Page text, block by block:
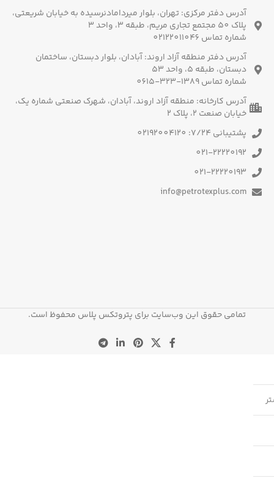
آدرس دفتر مرکزی: تهران، بلوار میردامادنرسیده به خیابان شریعتی،
پلاک 50 مجتمع تجاری مریم، طبقه 3، واحد 3
شماره تماس 02122011046
آدرس دفتر منطقه آزاد اروند: آبادان، بلوار دبستان، ساختمان
دبستان، طبقه 5، واحد 53
شماره تماس 1389-323-0615
آدرس کارخانه: منطقه آزاد اروند، آبادان، شهرک صنعتی شماره یک،
خیابان صنعت 2، پلاک 2
پشتیبانی 7/24: 02192004120
021-22220192
021-22220193
info@petrotexplus.com
تمامی حقوق این وب‌سایت برای پتروتکس پلاس محفوظ است.